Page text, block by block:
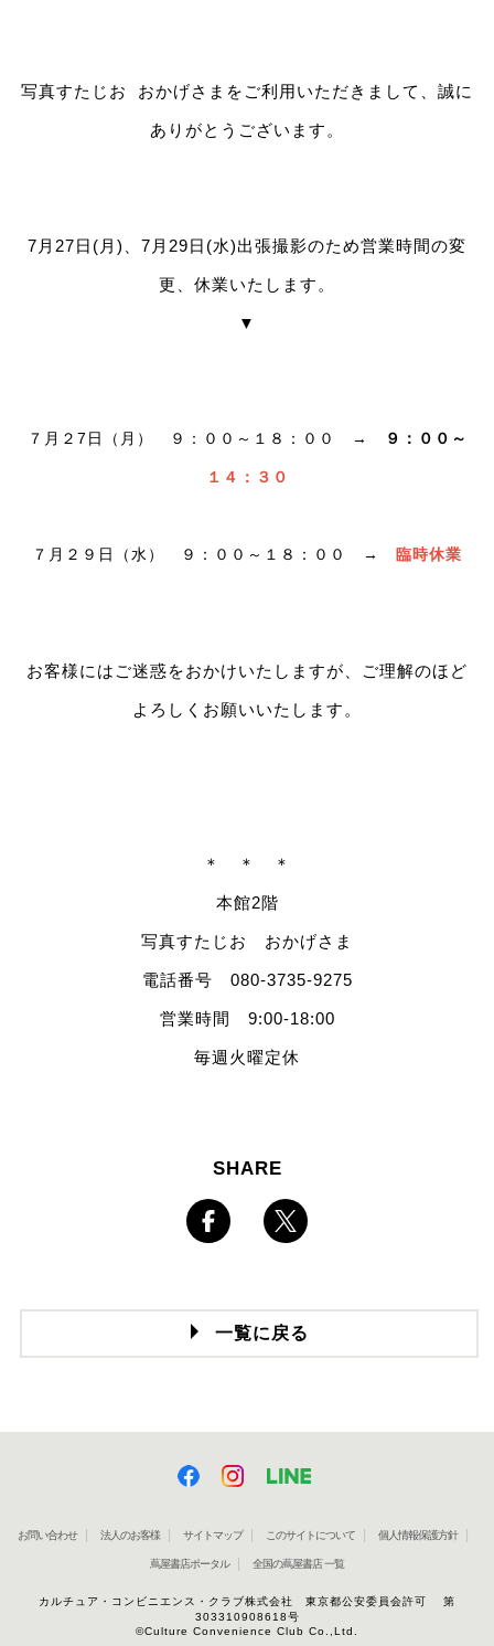
写真すたじお おかげさまをご利用いただきまして、誠に
ありがとうございます。
7月27日(月)、7月29日(水)出張撮影のため営業時間の変
更、休業いたします。
▼
７月２7日（月） ９：００～１８：００ → ９：００～
１４：３０
７月２９日（水） ９：００～１８：００ → 臨時休業
お客様にはご迷惑をおかけいたしますが、ご理解のほど
よろしくお願いいたします。
＊ ＊ ＊
本館2階
写真すたじお おかげさま
電話番号 080-3735-9275
営業時間 9:00-18:00
毎週火曜定休
SHARE
一覧に戻る
お問い合わせ 法人のお客様 サイトマップ このサイトについて 個人情報保護方針
蔦屋書店ポータル 全国の蔦屋書店 一覧
カルチュア・コンビニエンス・クラブ株式会社 東京都公安委員会許可 第
303310908618号
©Culture Convenience Club Co.,Ltd.